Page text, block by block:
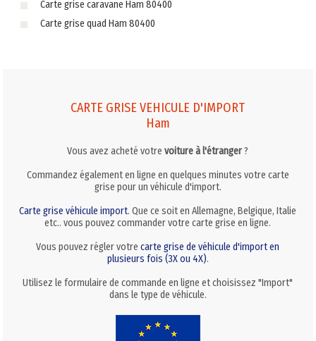
Carte grise caravane Ham 80400
Carte grise quad Ham 80400
CARTE GRISE VEHICULE D'IMPORT
Ham
Vous avez acheté votrevoiture à l'étranger?
Commandez également en ligne en quelques minutes votre carte
grise pour un véhicule d'import.
Carte grise véhicule import. Que ce soit en Allemagne, Belgique, Italie
etc.. vous pouvez commander votre carte grise en ligne.
Vous pouvez régler votrecarte grise de véhicule d'import en
plusieurs fois (3X ou 4X).
Utilisez le formulaire de commande en ligne et choisissez "Import"
dans le type de véhicule.